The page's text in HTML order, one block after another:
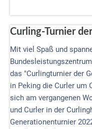
Curling-Turnier
Mit viel Spaß und
das "Curlingturnier der
in Peking die Curler um
sich am vergangenen
und Curler in der
Generationenturnier